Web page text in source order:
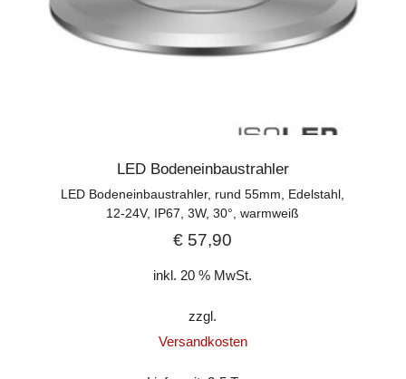
LED Bodeneinbaustrahler
LED Bodeneinbaustrahler, rund 55mm, Edelstahl,
12-24V, IP67, 3W, 30°, warmweiß
€ 57,90
inkl. 20 % MwSt.
zzgl.
Versandkosten